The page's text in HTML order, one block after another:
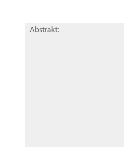
Abstrakt: